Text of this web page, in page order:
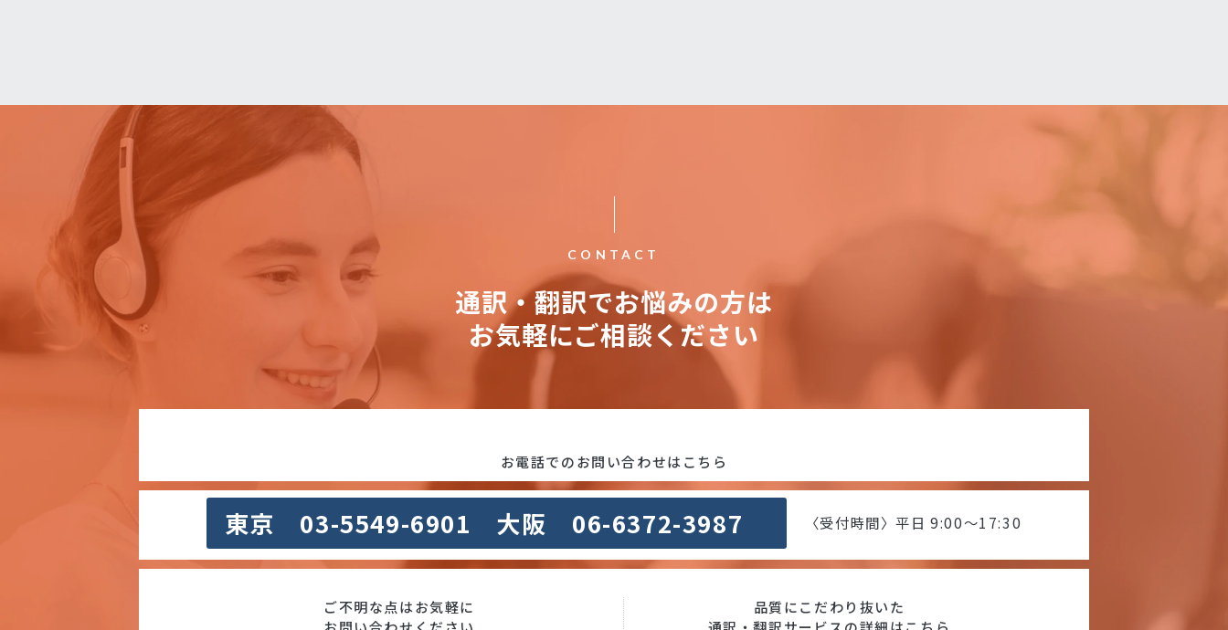
CONTACT
通訳・翻訳でお悩みの方は
お気軽にご相談ください
お電話でのお問い合わせはこちら
東京 03-5549-6901 大阪 06-6372-3987 〈受付時間〉平日 9:00〜17:30
ご不明な点はお気軽に
品質にこだわり抜いた